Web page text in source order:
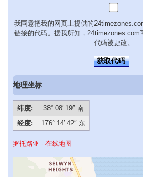
我同意把我的网页上提供的
链接的代码。据我所知，24timezones.com
代码被更改。
获取代码
地理坐标
纬度:
38° 08′ 19″ 南
经度:
176° 14′ 42″ 东
罗托路亚 - 在线地图